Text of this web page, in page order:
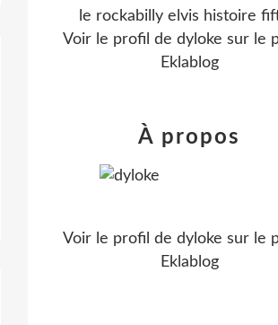
le rockabilly elvis histoire
Voir le profil de dyloke sur le
Eklablog
À propos
Voir le profil de dyloke sur le
Eklablog